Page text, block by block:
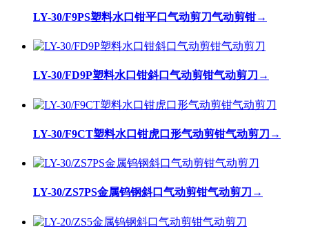
LY-30/F9PS塑料水口钳平口气动剪刀气动剪钳→
LY-30/FD9P塑料水口钳斜口气动剪钳气动剪刀 →
LY-30/F9CT塑料水口钳虎口形气动剪钳气动剪刀 →
LY-30/ZS7PS金属钨钢斜口气动剪钳气动剪刀 →